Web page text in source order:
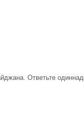
Ответьте